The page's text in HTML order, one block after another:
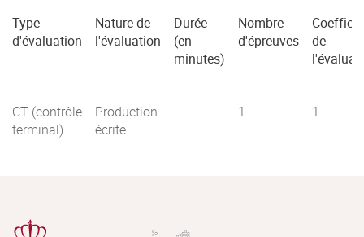
Type
d'évaluation
Nature de
l'évaluation
Durée
(en
minutes)
Nombre
d'épreuves
de
CT (contrôle
terminal)
Production
écrite
1 1